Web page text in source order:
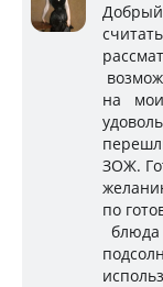
на мои
ЗОЖ.
по
блюда